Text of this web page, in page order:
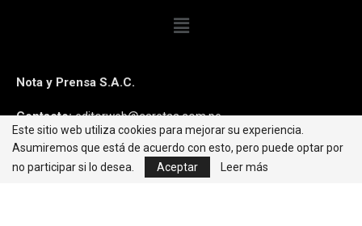
Nota y Prensa S.A.C.
Contacto:editorweb@caretas.com.pe
Síguenos:
Este sitio web utiliza cookies para mejorar su experiencia.
Asumiremos que está de acuerdo con esto, pero puede optar por
no participar si lo desea.
Aceptar Leer más